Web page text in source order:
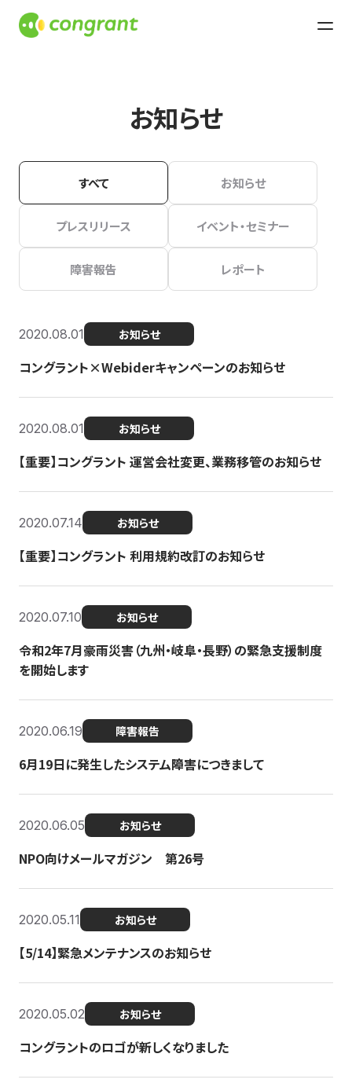
お知らせ
すべて お知らせ
プレスリリース イベント・セミナー
障害報告 レポート
2020.08.01 お知らせ
コングラント×Webiderキャンペーンのお知らせ
2020.08.01 お知らせ
【重要】コングラント 運営会社変更、業務移管のお知らせ
2020.07.14 お知らせ
【重要】コングラント 利用規約改訂のお知らせ
2020.07.10 お知らせ
令和2年7月豪雨災害（九州・岐阜・長野）の緊急支援制度
を開始します
2020.06.19 障害報告
6月19日に発生したシステム障害につきまして
2020.06.05 お知らせ
NPO向けメールマガジン 第26号
2020.05.11 お知らせ
【5/14】緊急メンテナンスのお知らせ
2020.05.02 お知らせ
コングラントのロゴが新しくなりました